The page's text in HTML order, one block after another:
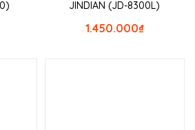
JINDIAN (JD-8300L)
₫
1.450.000